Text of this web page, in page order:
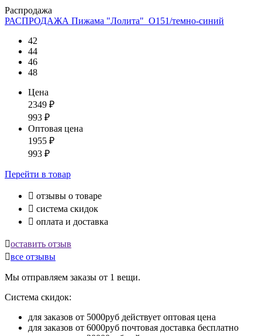
Распродажа
РАСПРОДАЖА Пижама "Лолита"_О151/темно-синий
42
44
46
48
Цена
2349 ₽
993 ₽
Оптовая цена
1955 ₽
993 ₽
Перейти в товар
 отзывы о товаре
 система скидок
 оплата и доставка
оставить отзыв
все отзывы
Мы отправляем заказы от 1 вещи.
Система скидок:
для заказов от 5000руб действует оптовая цена
для заказов от 6000руб почтовая доставка бесплатно